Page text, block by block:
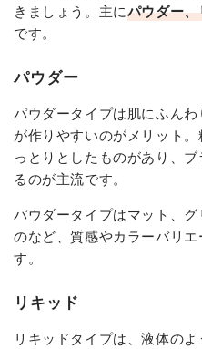
きましょう。主にパウダー
です。
パウダー
パウダータイプは肌にふん
が作りやすいのがメリット
っとりとしたものがあり、
るのが主流です。
パウダータイプはマット、
のなど、質感やカラーバリ
す。
リキッド
リキッドタイプは、液体の